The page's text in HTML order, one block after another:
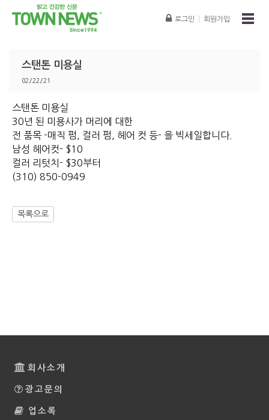
로그인 회원가입
스탠톤 미용실
02/22/21
스탠톤 미용실
30년 된 미용사가 머리에 대한
전 품목 -매직 펌, 컬러 펌, 헤어 컷 등- 을 빅세일합니다.
남성 헤어컷- $10
컬러 리텃치- $30부터
(310) 850-0949
목록으로
회사소개
광고문의
업소록